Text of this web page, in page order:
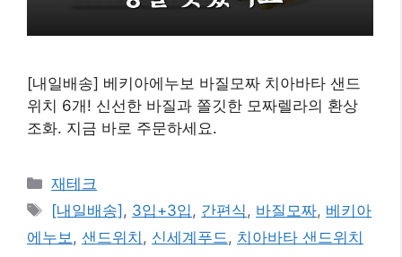
[내일배송] 베키아에누보 바질모짜 치아바타 샌드
위치 6개! 신선한 바질과 쫄깃한 모짜렐라의 환상
조화. 지금 바로 주문하세요.
카
테
고
리
재테크
태
그
[내일배송], 3입+3입 , 간편식 , 바질모짜, 베키아
에누보 , 샌드위치 , 신세계푸드 , 치아바타 샌드위치